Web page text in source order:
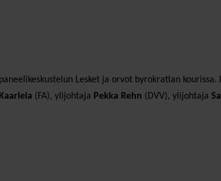
Lesket ja orvot byrokratian
(FA), ylijohtaja Pekka Rehn (DVV), ylijohtaja